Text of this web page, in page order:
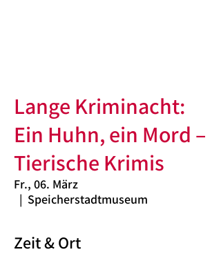
Lange Kriminacht:
Ein Huhn, ein Mord –
Tierische Krimis
Fr., 06. März
  |
Speicherstadtmuseum
Zeit & Ort